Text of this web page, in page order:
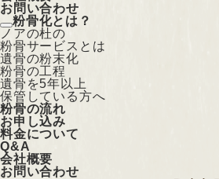
お問い合わせ
粉骨化とは？
ノアの杜の
粉骨サービスとは
遺骨の粉末化
粉骨の工程
遺骨を5年以上
保管している方へ
粉骨の流れ
お申し込み
料金について
Q&A
会社概要
お問い合わせ